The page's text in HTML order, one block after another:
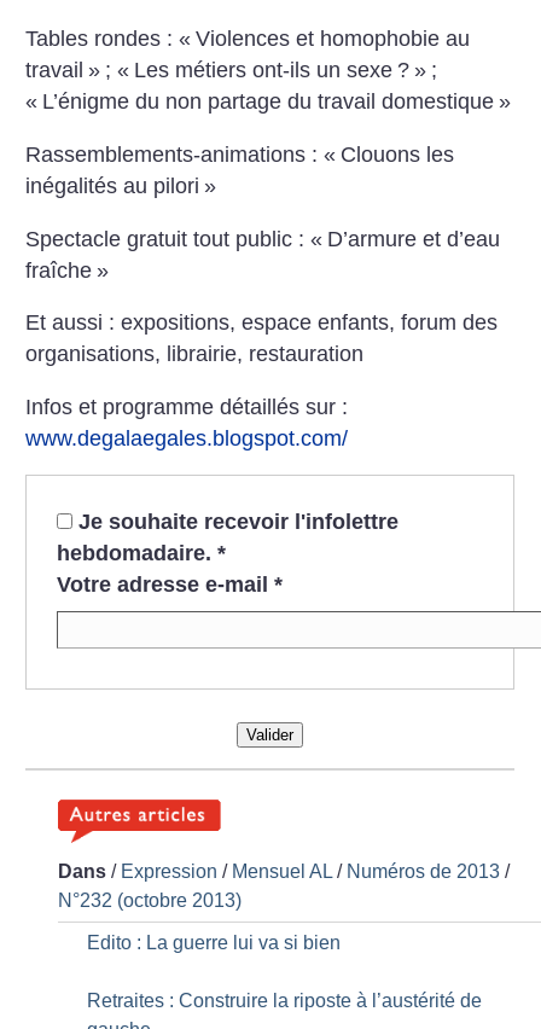
Tables rondes : « Violences et homophobie au
travail » ; « Les métiers ont-ils un sexe ? » ;
« L’énigme du non partage du travail domestique »
Rassemblements-animations : « Clouons les
inégalités au pilori »
Spectacle gratuit tout public : « D’armure et d’eau
fraîche »
Et aussi : expositions, espace enfants, forum des
organisations, librairie, restauration
Infos et programme détaillés sur :
www.degalaegales.blogspot.com/
Je souhaite recevoir l'infolettre
hebdomadaire. *
Votre adresse e-mail *
Valider
Dans / Expression / Mensuel AL / Numéros de 2013 /
N°232 (octobre 2013)
Edito : La guerre lui va si bien
Retraites : Construire la riposte à l’austérité de